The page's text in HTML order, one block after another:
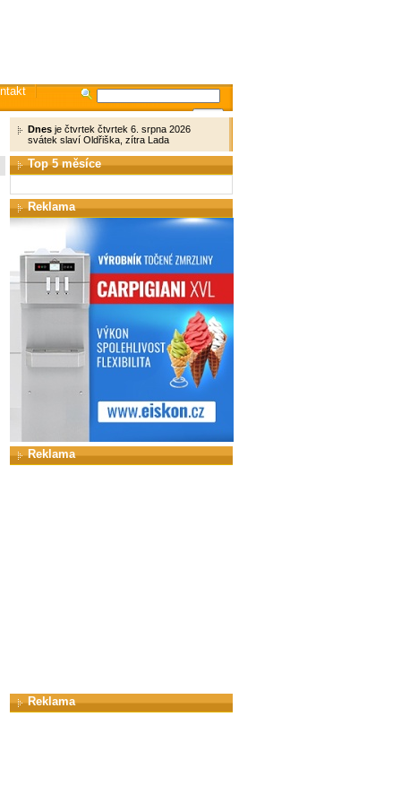
Dnesje čtvrtek čtvrtek 6. srpna 2026
svátek slaví Oldřiška, zítra Lada
Top 5 měsíce
Reklama
Reklama
Reklama